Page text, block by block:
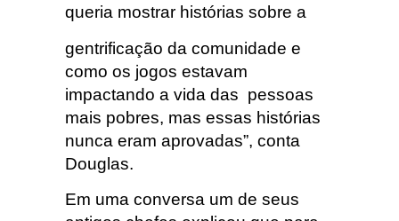
queria mostrar histórias sobre a
gentrificação da comunidade e
como os jogos estavam
impactando a vida das pessoas
mais pobres, mas essas histórias
nunca eram aprovadas”, conta
Douglas.
Em uma conversa um de seus